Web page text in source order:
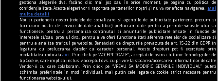
„Strîmbă-Lemne” nu are, după cum se vede, o
tipologie fixă, el variind imagistic în funcţie de
marotele fiecărei generaţii.
Codrin Liviu CUŢITARU
gestiona alegerile dvs. făcând clic mai jos sau în orice moment, pe pagina cu politica de
confidențialitate. Aceste alegeri vor fi raportate partenerilor noștri și nu vă vor afecta navigarea.
Mai
multe detalii
Noi si partenerii nostri (retelele de socializare si agentiile de publicitate partenere, precum si
furnizorii nostri de servicii de date analitice) prelucram date pentru a permite website-ului sa
functioneze, pentru a personaliza continutul si anunturile publicitare afisate in functie de
interesele si/sau profilul dvs., pentru a va oferi functionalitati aferente retelelor de socializare si
pentru a analiza traficul pe website. Beneficiati de drepturile prevazute de art. 15-22 din GDPR in
legatura cu prelucrarea datelor cu caracter personal. Aceste drepturi pot fi exercitate prin
modalitatea indicataaici
. Prin click pe “ACCEPT TOATE”, acceptati folosirea tuturor Tehnologiilor de
tip Cookie, care implica inclusiv acceptul dvs. cu privire la stocarea/accesarea informatiilor de catre
Vendor-ii cu care colaboram. Prin click pe “VREAU SA MODIFIC SETARILE INDIVIDUAL” puteti
schimba preferintele in mod individual, mai putin cele legate de cookie strict necesare pentru
functionarea website-ului.